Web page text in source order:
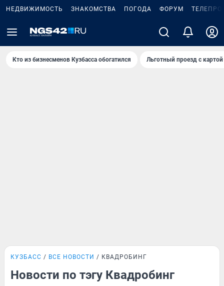
НЕДВИЖИМОСТЬ ЗНАКОМСТВА ПОГОДА ФОРУМ
Кто из бизнесменов Кузбасса обогатился Льготный проезд с
КУЗБАСС ВСЕ НОВОСТИ КВАДРОБИНГ
Новости по тэгу Квадробинг